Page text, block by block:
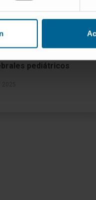
de Vicky dona
pediátricos